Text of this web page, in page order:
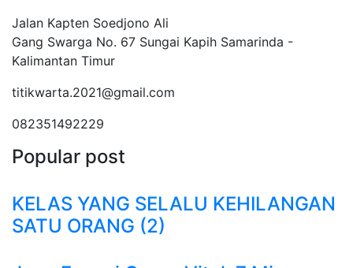
Jalan Kapten Soedjono Ali
Gang Swarga No. 67 Sungai Kapih Samarinda -
Kalimantan Timur
titikwarta.2021@gmail.com
082351492229
Popular post
KELAS YANG SELALU KEHILANGAN
SATU ORANG (2)